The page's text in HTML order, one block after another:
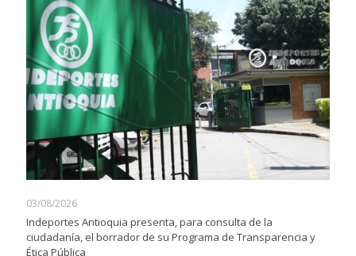
03/08/2026
Indeportes Antioquia presenta, para consulta de la
ciudadanía, el borrador de su Programa de Transparencia y
Ética Pública